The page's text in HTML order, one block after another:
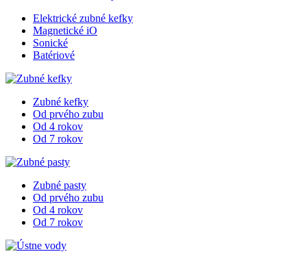
Elektrické zubné kefky
Magnetické iO
Sonické
Batériové
Zubné kefky
Od prvého zubu
Od 4 rokov
Od 7 rokov
Zubné pasty
Od prvého zubu
Od 4 rokov
Od 7 rokov